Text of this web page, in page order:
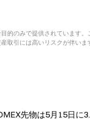
的のみで提供されています
取引には高いリスクが伴い
先物は5月15日に